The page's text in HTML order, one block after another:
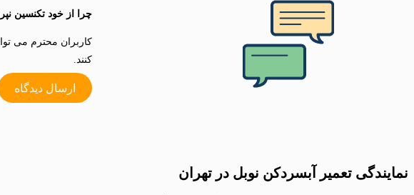
چرا از خود تکنسین
کاربران محترم می
کنند.
ارسال دیدگاه
نمایندگی تعمیر آبسردکن نوبل در تهران